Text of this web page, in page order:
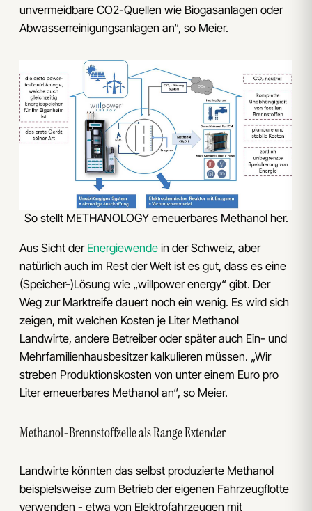
unvermeidbare CO2-Quellen wie Biogasanlagen oder
Abwasserreinigungsanlagen an“, so Meier.
So stellt METHANOLOGY erneuerbares Methanol her.
Aus Sicht der Energiewende in der Schweiz, aber
natürlich auch im Rest der Welt ist es gut, dass es eine
(Speicher-)Lösung wie „willpower energy“ gibt. Der
Weg zur Marktreife dauert noch ein wenig. Es wird sich
zeigen, mit welchen Kosten je Liter Methanol
Landwirte, andere Betreiber oder später auch Ein- und
Mehrfamilienhausbesitzer kalkulieren müssen. „Wir
streben Produktionskosten von unter einem Euro pro
Liter erneuerbares Methanol an“, so Meier.
Methanol-Brennstoffzelle als Range Extender
Landwirte könnten das selbst produzierte Methanol
beispielsweise zum Betrieb der eigenen Fahrzeugflotte
verwenden - etwa von Elektrofahrzeugen mit